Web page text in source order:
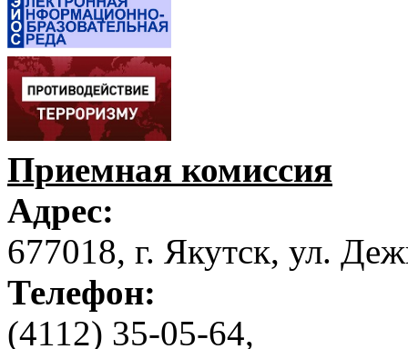
Приемная комиссия
Адрес:
677018, г. Якутск, ул.
Телефон:
(4112) 35-05-64,